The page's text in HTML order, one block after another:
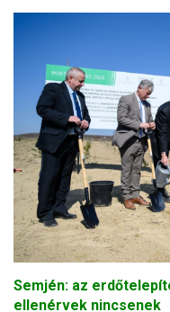
Semjén: az
ellenérvek nincsenek